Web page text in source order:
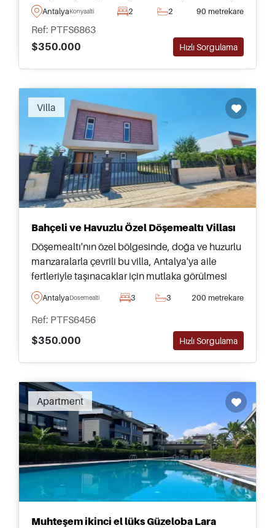
olup, yüzme havuzu ve diğer sosyal tesislere
AntalyaKonyaalti 2 2 90 metrekare
Ref: PTFS6863
$350.000
Hızlı Sorgulama
Villa
Bahçeli ve Havuzlu Özel Döşemealtı Villası
Döşemealtı'nın özel bölgesinde, doğa ve huzurlu
manzaralarla çevrili bu villa, Antalya'ya aile
fertleriyle taşınacaklar için mutlaka görülmesi
gereken, kendi bahçesi ve yüzme havuzuyla
tamamlanmış bir mülktür.
AntalyaDosemealti 3 3 200 metrekare
Ref: PTFS6456
$350.000
Hızlı Sorgulama
Apartment
Muhteşem ikinci el lüks Güzeloba Lara